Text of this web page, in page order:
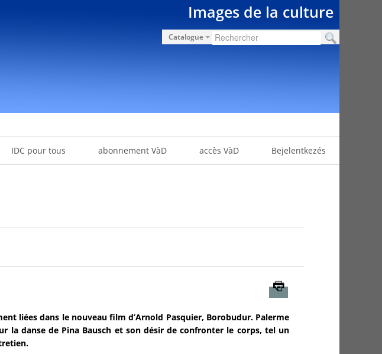
Images de la culture
Catalogue
IDC pour tous abonnement VàD accès VàD Bejelentkezés
liées dans le nouveau film d’Arnold Pasquier, Borobudur. Palerme
la danse de Pina Bausch et son désir de confronter le corps, tel un